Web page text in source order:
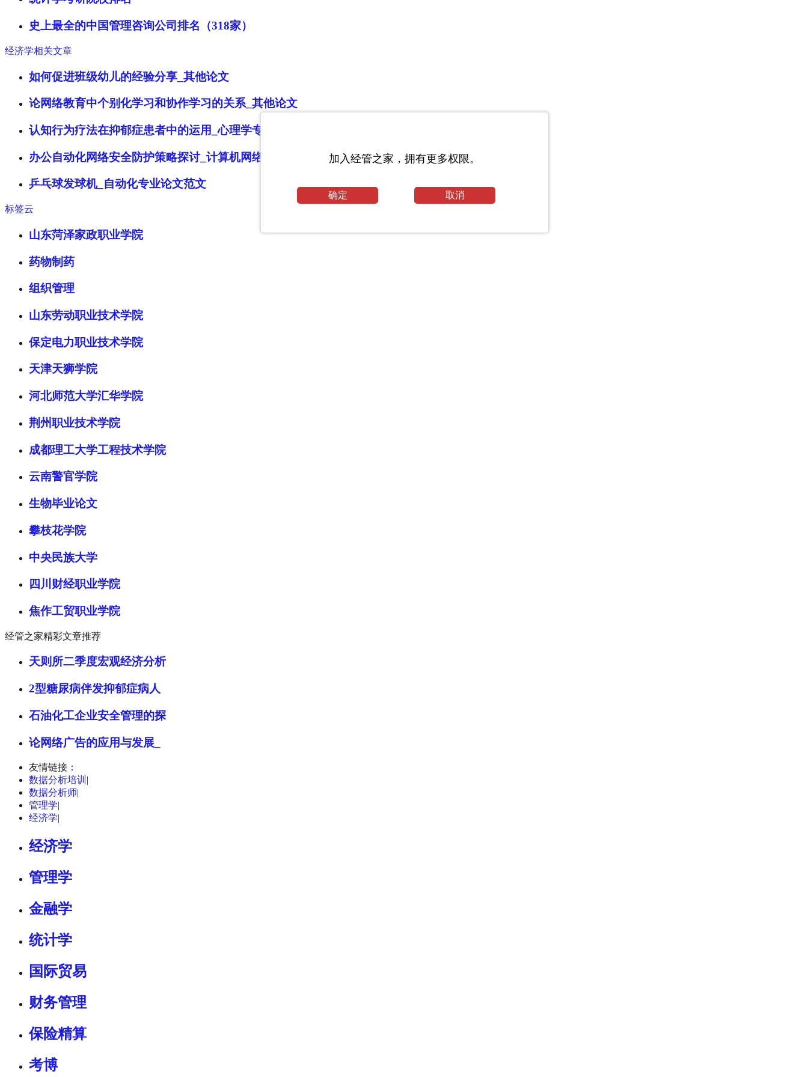
史上最全的中国管理咨询公司排名（318家）
经济学相关文章
如何促进班级幼儿的经验分享_其他论文
论网络教育中个别化学习和协作学习的关系_其他论文
认知行为疗法在抑郁症患者中的运用_心理学专业论文范文
办公自动化网络安全防护策略探讨_计算机网络毕业论文
乒乓球发球机_自动化专业论文范文
标签云
山东菏泽家政职业学院
药物制药
组织管理
山东劳动职业技术学院
保定电力职业技术学院
天津天狮学院
河北师范大学汇华学院
荆州职业技术学院
成都理工大学工程技术学院
云南警官学院
生物毕业论文
攀枝花学院
中央民族大学
四川财经职业学院
焦作工贸职业学院
经管之家精彩文章推荐
天则所二季度宏观经济分析
2型糖尿病伴发抑郁症病人
石油化工企业安全管理的探
论网络广告的应用与发展_
友情链接：
数据分析培训 |
数据分析师|
管理学|
经济学|
经济学
管理学
金融学
统计学
国际贸易
财务管理
保险精算
考博
加入经管之家，拥有更多权限。
确定 取消